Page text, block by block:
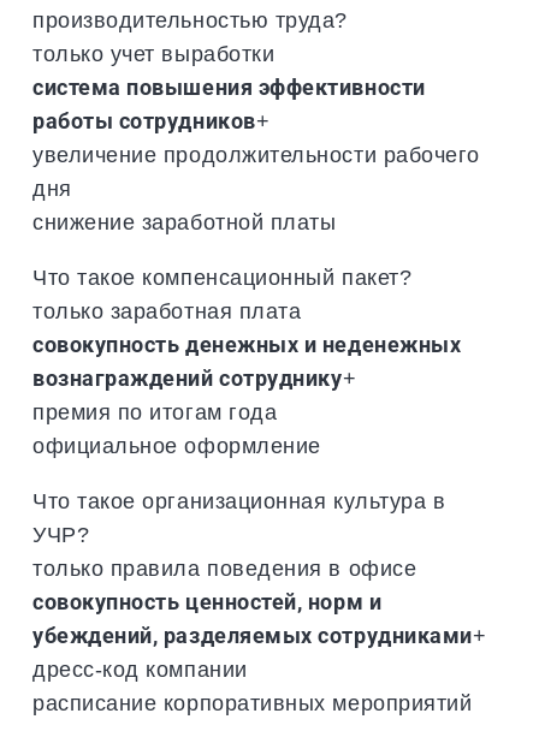
производительностью труда?
только учет выработки
система повышения эффективности
работы сотрудников+
увеличение продолжительности рабочего
дня
снижение заработной платы
Что такое компенсационный пакет?
только заработная плата
совокупность денежных и неденежных
вознаграждений сотруднику+
премия по итогам года
официальное оформление
Что такое организационная культура в
УЧР?
только правила поведения в офисе
совокупность ценностей, норм и
убеждений, разделяемых сотрудниками+
дресс-код компании
расписание корпоративных мероприятий